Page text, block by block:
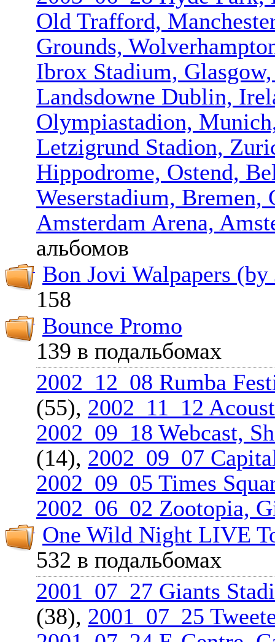
Old Trafford,
Grounds,
Ibrox Stadium,
Landsdowne Dublin,
Olympiastad­ion,
Letzigrund Stadion,
Hippodrome, Ostend,
Weserstadiu­m, Bremen,
Amsterdam Arena,
альбомов
Bon Jovi Walpapers (by
158
Bounce Promo
139 в подальбомах
2002_12_08 Rumba
(55), 2002_11_12
2002_09_18 Webcast,
(14), 2002_09_07
2002_09_05 Times
2002_06_02 Zootopia,
One Wild Night LIVE
532 в подальбомах
2001_07_27 Giants
(38), 2001_07_25